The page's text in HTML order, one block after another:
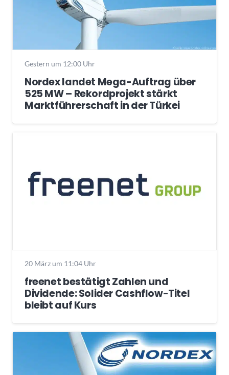
Gestern um 12:00 Uhr
Nordex landet Mega-Auftrag über
525 MW – Rekordprojekt stärkt
Marktführerschaft in der Türkei
20 März um 11:04 Uhr
freenet bestätigt Zahlen und
Dividende: Solider Cashflow-Titel
bleibt auf Kurs